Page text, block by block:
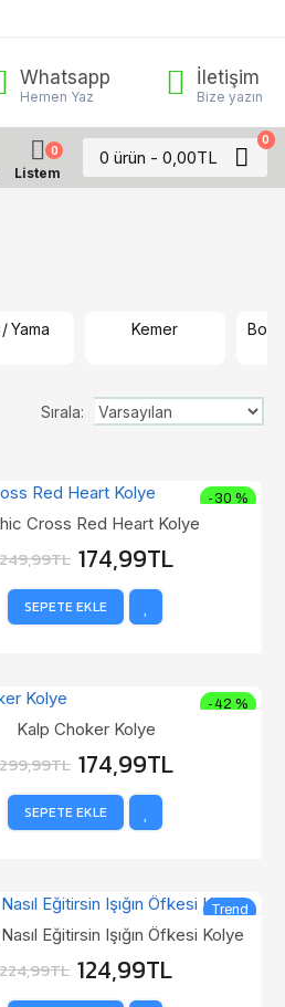
Whatsapp
Hemen Yaz
İletişim
Bize yazın
Listem
0 0 ürün - 0,00TL
0
Yama Kemer
Sırala:
-30 %
Cross Red Heart Kolye
174,99TL
249,99TL
SEPETE EKLE
-42 %
Kalp Choker Kolye
174,99TL
299,99TL
SEPETE EKLE
Trend
-44 %
Eğitirsin Işığın Öfkesi Kolye
124,99TL
224,99TL